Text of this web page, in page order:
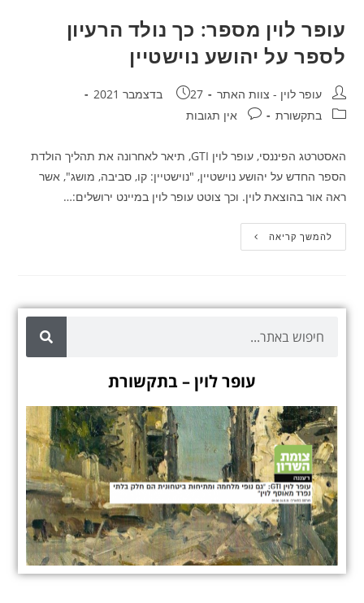
עופר לוין מספר: כך נולד הרעיון
לספר על יהושע נוישטיין
עופר לוין - צוות האתר
27 בדצמבר 2021
בתקשורת
אין תגובות
האסטרטג הפיננסי, עופר לוין GTI, תיאר לאחרונה את תהליך הולדת
הספר החדש על יהושע נוישטיין, "נוישטיין: קו, סביבה, מושג", אשר
ראה אור בהוצאת לוין. וכך צוטט עופר לוין במיינט ירושלים:…
להמשך קריאה
עופר לוין – בתקשורת